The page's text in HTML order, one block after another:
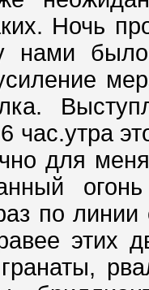
Ночь
нами было
час.утра
для
по
этих
гранаты,